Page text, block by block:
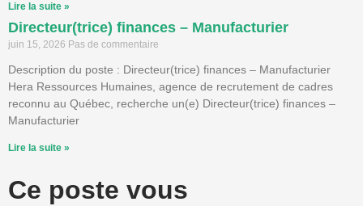
Lire la suite »
Directeur(trice) finances – Manufacturier
juin 15, 2026 Pas de commentaire
Description du poste : Directeur(trice) finances – Manufacturier
Hera Ressources Humaines, agence de recrutement de cadres
reconnu au Québec, recherche un(e) Directeur(trice) finances –
Manufacturier
Lire la suite »
Ce poste vous